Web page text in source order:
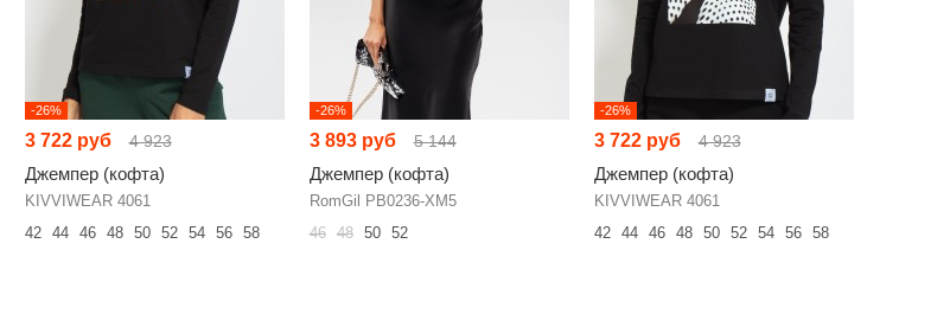
-26%
3 722 руб 4 923
Джемпер (кофта)
KIVVIWEAR 4061
42
44 46 48 50 52 54 56 58
-26%
3 893 руб 5 144
Джемпер (кофта)
RomGil РВ0236-ХМ5
46 48 50 52
-26%
3 722 руб 4 923
Джемпер (кофта)
KIVVIWEAR 4061
42
44 46 48 50 52 54 56 58